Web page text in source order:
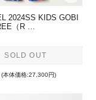
2024SS KIDS GOBI
（R …
SOLD OUT
(本体価格:27,300円)